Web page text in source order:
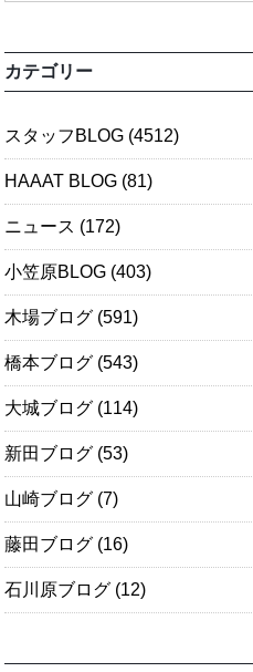
カテゴリー
スタッフBLOG (4512)
HAAAT BLOG (81)
ニュース (172)
小笠原BLOG (403)
木場ブログ (591)
橋本ブログ (543)
大城ブログ (114)
新田ブログ (53)
山崎ブログ (7)
藤田ブログ (16)
石川原ブログ (12)